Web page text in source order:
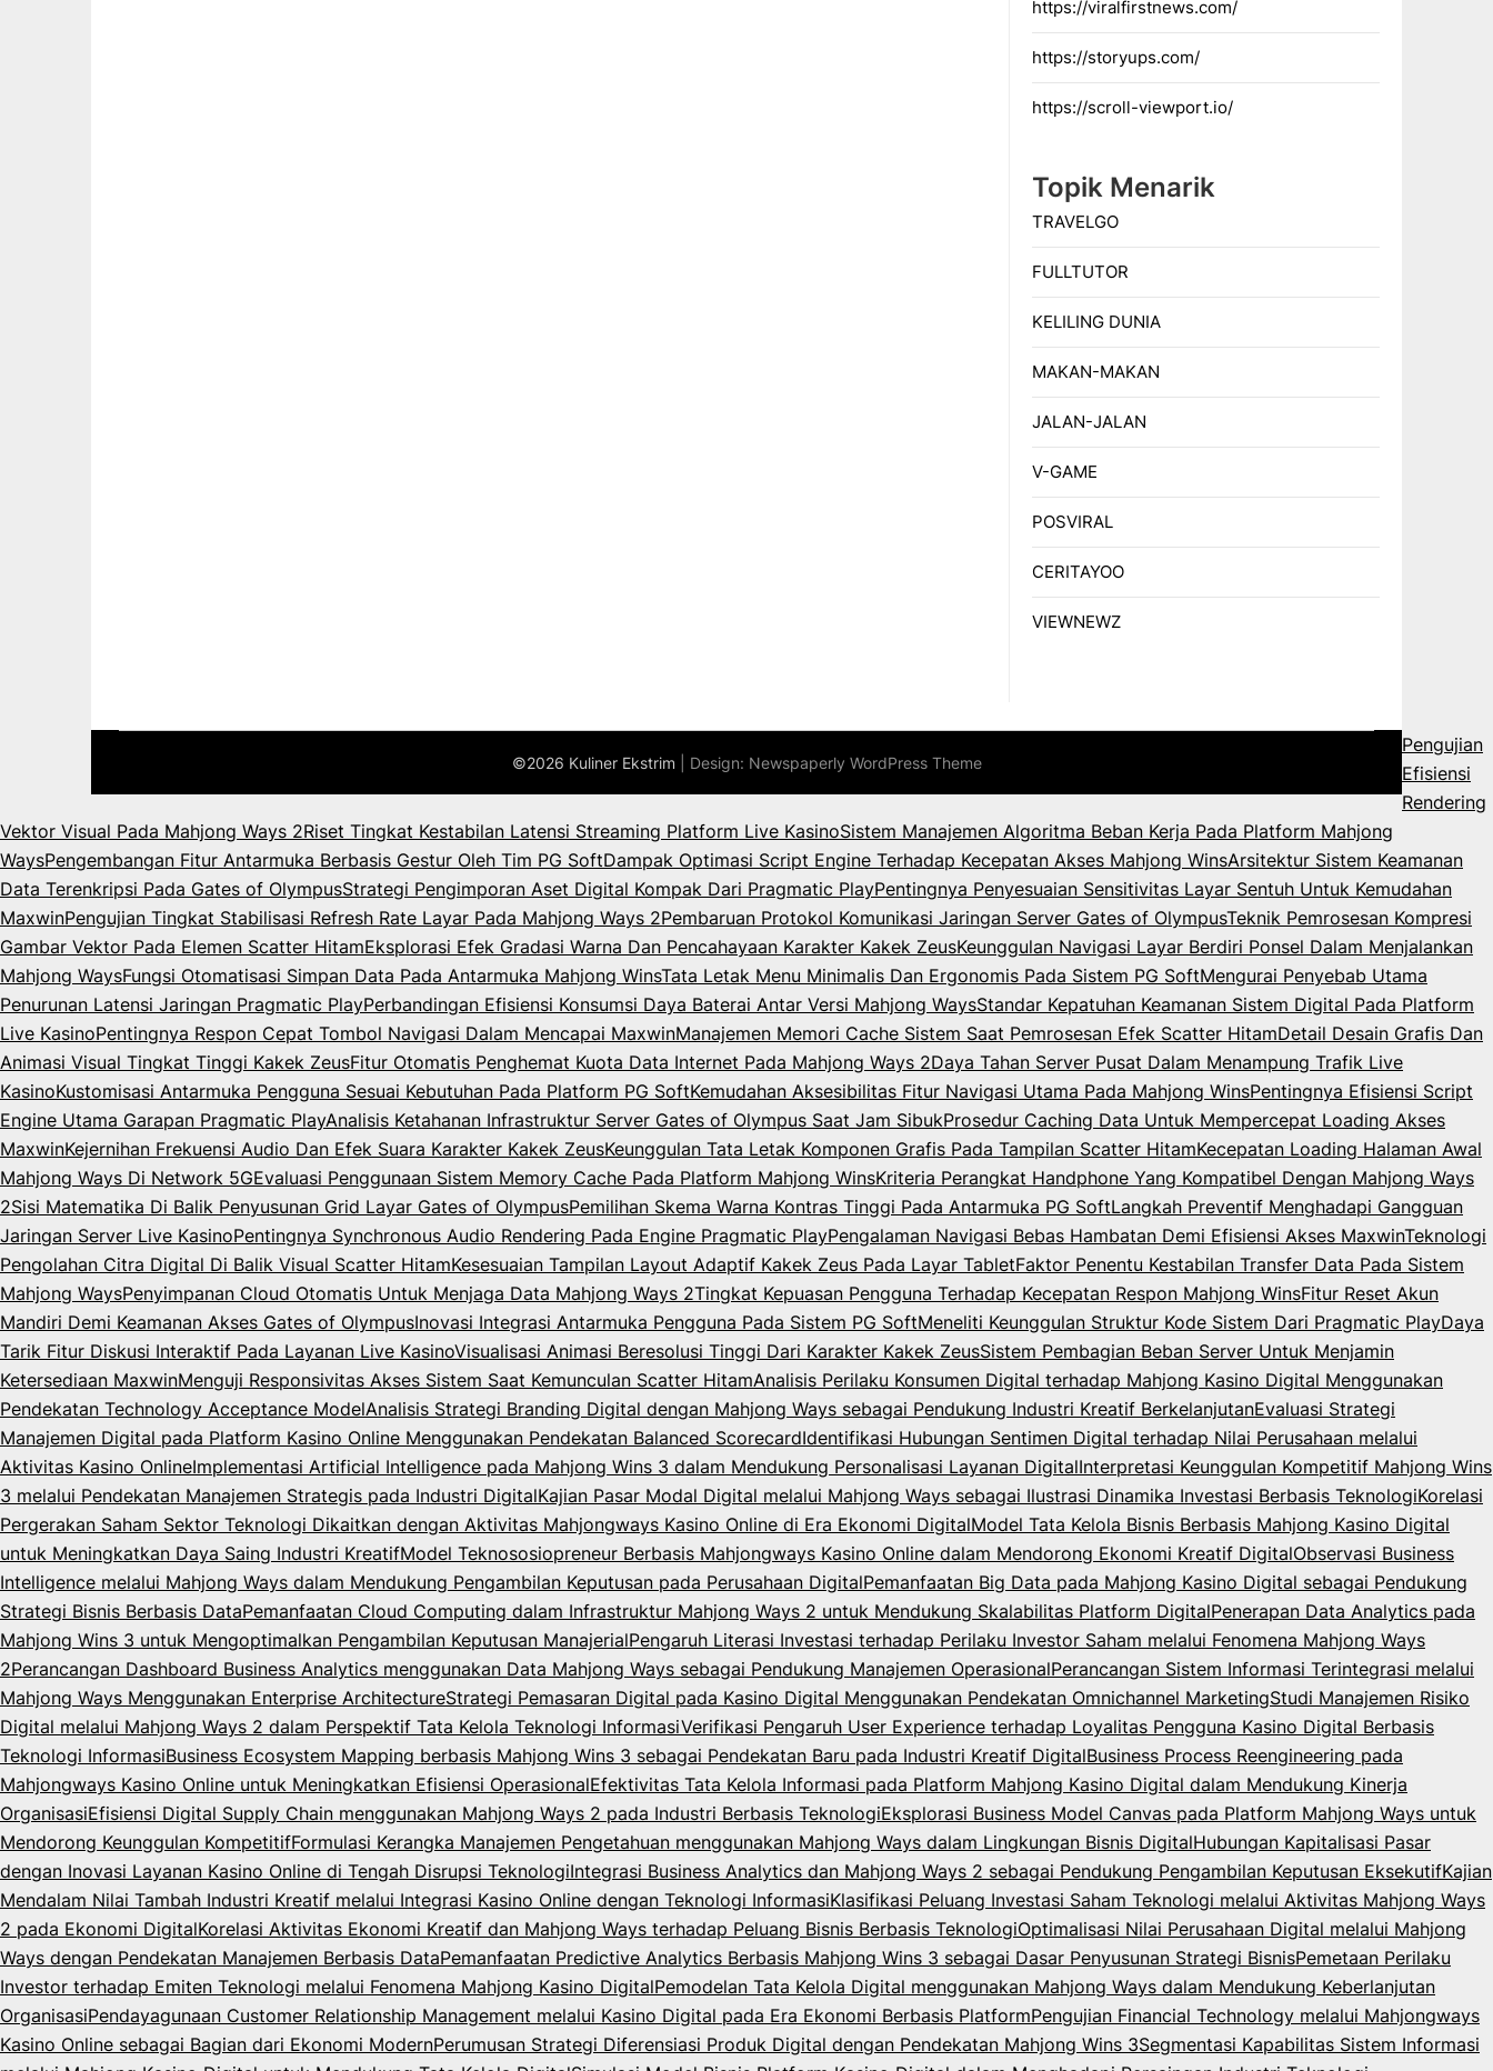
https://viralfirstnews.com/
https://storyups.com/
https://scroll-viewport.io/
Topik Menarik
TRAVELGO
FULLTUTOR
KELILING DUNIA
MAKAN-MAKAN
JALAN-JALAN
V-GAME
POSVIRAL
CERITAYOO
VIEWNEWZ
©2026 Kuliner Ekstrim | Design: Newspaperly WordPress Theme
Pengujian
Efisiensi
Rendering
Vektor Visual Pada Mahjong Ways 2Riset Tingkat Kestabilan Latensi Streaming Platform Live KasinoSistem Manajemen Algoritma Beban Kerja Pada Platform Mahjong
WaysPengembangan Fitur Antarmuka Berbasis Gestur Oleh Tim PG SoftDampak Optimasi Script Engine Terhadap Kecepatan Akses Mahjong WinsArsitektur Sistem Keamanan
Data Terenkripsi Pada Gates of OlympusStrategi Pengimporan Aset Digital Kompak Dari Pragmatic PlayPentingnya Penyesuaian Sensitivitas Layar Sentuh Untuk Kemudahan
MaxwinPengujian Tingkat Stabilisasi Refresh Rate Layar Pada Mahjong Ways 2Pembaruan Protokol Komunikasi Jaringan Server Gates of OlympusTeknik Pemrosesan Kompresi
Gambar Vektor Pada Elemen Scatter HitamEksplorasi Efek Gradasi Warna Dan Pencahayaan Karakter Kakek ZeusKeunggulan Navigasi Layar Berdiri Ponsel Dalam Menjalankan
Mahjong WaysFungsi Otomatisasi Simpan Data Pada Antarmuka Mahjong WinsTata Letak Menu Minimalis Dan Ergonomis Pada Sistem PG SoftMengurai Penyebab Utama
Penurunan Latensi Jaringan Pragmatic PlayPerbandingan Efisiensi Konsumsi Daya Baterai Antar Versi Mahjong WaysStandar Kepatuhan Keamanan Sistem Digital Pada Platform
Live KasinoPentingnya Respon Cepat Tombol Navigasi Dalam Mencapai MaxwinManajemen Memori Cache Sistem Saat Pemrosesan Efek Scatter HitamDetail Desain Grafis Dan
Animasi Visual Tingkat Tinggi Kakek ZeusFitur Otomatis Penghemat Kuota Data Internet Pada Mahjong Ways 2Daya Tahan Server Pusat Dalam Menampung Trafik Live
KasinoKustomisasi Antarmuka Pengguna Sesuai Kebutuhan Pada Platform PG SoftKemudahan Aksesibilitas Fitur Navigasi Utama Pada Mahjong WinsPentingnya Efisiensi Script
Engine Utama Garapan Pragmatic PlayAnalisis Ketahanan Infrastruktur Server Gates of Olympus Saat Jam SibukProsedur Caching Data Untuk Mempercepat Loading Akses
MaxwinKejernihan Frekuensi Audio Dan Efek Suara Karakter Kakek ZeusKeunggulan Tata Letak Komponen Grafis Pada Tampilan Scatter HitamKecepatan Loading Halaman Awal
Mahjong Ways Di Network 5GEvaluasi Penggunaan Sistem Memory Cache Pada Platform Mahjong WinsKriteria Perangkat Handphone Yang Kompatibel Dengan Mahjong Ways
2Sisi Matematika Di Balik Penyusunan Grid Layar Gates of OlympusPemilihan Skema Warna Kontras Tinggi Pada Antarmuka PG SoftLangkah Preventif Menghadapi Gangguan
Jaringan Server Live KasinoPentingnya Synchronous Audio Rendering Pada Engine Pragmatic PlayPengalaman Navigasi Bebas Hambatan Demi Efisiensi Akses MaxwinTeknologi
Pengolahan Citra Digital Di Balik Visual Scatter HitamKesesuaian Tampilan Layout Adaptif Kakek Zeus Pada Layar TabletFaktor Penentu Kestabilan Transfer Data Pada Sistem
Mahjong WaysPenyimpanan Cloud Otomatis Untuk Menjaga Data Mahjong Ways 2Tingkat Kepuasan Pengguna Terhadap Kecepatan Respon Mahjong WinsFitur Reset Akun
Mandiri Demi Keamanan Akses Gates of OlympusInovasi Integrasi Antarmuka Pengguna Pada Sistem PG SoftMeneliti Keunggulan Struktur Kode Sistem Dari Pragmatic PlayDaya
Tarik Fitur Diskusi Interaktif Pada Layanan Live KasinoVisualisasi Animasi Beresolusi Tinggi Dari Karakter Kakek ZeusSistem Pembagian Beban Server Untuk Menjamin
Ketersediaan MaxwinMenguji Responsivitas Akses Sistem Saat Kemunculan Scatter HitamAnalisis Perilaku Konsumen Digital terhadap Mahjong Kasino Digital Menggunakan
Pendekatan Technology Acceptance ModelAnalisis Strategi Branding Digital dengan Mahjong Ways sebagai Pendukung Industri Kreatif BerkelanjutanEvaluasi Strategi
Manajemen Digital pada Platform Kasino Online Menggunakan Pendekatan Balanced ScorecardIdentifikasi Hubungan Sentimen Digital terhadap Nilai Perusahaan melalui
Aktivitas Kasino OnlineImplementasi Artificial Intelligence pada Mahjong Wins 3 dalam Mendukung Personalisasi Layanan DigitalInterpretasi Keunggulan Kompetitif Mahjong Wins
3 melalui Pendekatan Manajemen Strategis pada Industri DigitalKajian Pasar Modal Digital melalui Mahjong Ways sebagai Ilustrasi Dinamika Investasi Berbasis TeknologiKorelasi
Pergerakan Saham Sektor Teknologi Dikaitkan dengan Aktivitas Mahjongways Kasino Online di Era Ekonomi DigitalModel Tata Kelola Bisnis Berbasis Mahjong Kasino Digital
untuk Meningkatkan Daya Saing Industri KreatifModel Teknososiopreneur Berbasis Mahjongways Kasino Online dalam Mendorong Ekonomi Kreatif DigitalObservasi Business
Intelligence melalui Mahjong Ways dalam Mendukung Pengambilan Keputusan pada Perusahaan DigitalPemanfaatan Big Data pada Mahjong Kasino Digital sebagai Pendukung
Strategi Bisnis Berbasis DataPemanfaatan Cloud Computing dalam Infrastruktur Mahjong Ways 2 untuk Mendukung Skalabilitas Platform DigitalPenerapan Data Analytics pada
Mahjong Wins 3 untuk Mengoptimalkan Pengambilan Keputusan ManajerialPengaruh Literasi Investasi terhadap Perilaku Investor Saham melalui Fenomena Mahjong Ways
2Perancangan Dashboard Business Analytics menggunakan Data Mahjong Ways sebagai Pendukung Manajemen OperasionalPerancangan Sistem Informasi Terintegrasi melalui
Mahjong Ways Menggunakan Enterprise ArchitectureStrategi Pemasaran Digital pada Kasino Digital Menggunakan Pendekatan Omnichannel MarketingStudi Manajemen Risiko
Digital melalui Mahjong Ways 2 dalam Perspektif Tata Kelola Teknologi InformasiVerifikasi Pengaruh User Experience terhadap Loyalitas Pengguna Kasino Digital Berbasis
Teknologi InformasiBusiness Ecosystem Mapping berbasis Mahjong Wins 3 sebagai Pendekatan Baru pada Industri Kreatif DigitalBusiness Process Reengineering pada
Mahjongways Kasino Online untuk Meningkatkan Efisiensi OperasionalEfektivitas Tata Kelola Informasi pada Platform Mahjong Kasino Digital dalam Mendukung Kinerja
OrganisasiEfisiensi Digital Supply Chain menggunakan Mahjong Ways 2 pada Industri Berbasis TeknologiEksplorasi Business Model Canvas pada Platform Mahjong Ways untuk
Mendorong Keunggulan KompetitifFormulasi Kerangka Manajemen Pengetahuan menggunakan Mahjong Ways dalam Lingkungan Bisnis DigitalHubungan Kapitalisasi Pasar
dengan Inovasi Layanan Kasino Online di Tengah Disrupsi TeknologiIntegrasi Business Analytics dan Mahjong Ways 2 sebagai Pendukung Pengambilan Keputusan EksekutifKajian
Mendalam Nilai Tambah Industri Kreatif melalui Integrasi Kasino Online dengan Teknologi InformasiKlasifikasi Peluang Investasi Saham Teknologi melalui Aktivitas Mahjong Ways
2 pada Ekonomi DigitalKorelasi Aktivitas Ekonomi Kreatif dan Mahjong Ways terhadap Peluang Bisnis Berbasis TeknologiOptimalisasi Nilai Perusahaan Digital melalui Mahjong
Ways dengan Pendekatan Manajemen Berbasis DataPemanfaatan Predictive Analytics Berbasis Mahjong Wins 3 sebagai Dasar Penyusunan Strategi BisnisPemetaan Perilaku
Investor terhadap Emiten Teknologi melalui Fenomena Mahjong Kasino DigitalPemodelan Tata Kelola Digital menggunakan Mahjong Ways dalam Mendukung Keberlanjutan
OrganisasiPendayagunaan Customer Relationship Management melalui Kasino Digital pada Era Ekonomi Berbasis PlatformPengujian Financial Technology melalui Mahjongways
Kasino Online sebagai Bagian dari Ekonomi ModernPerumusan Strategi Diferensiasi Produk Digital dengan Pendekatan Mahjong Wins 3Segmentasi Kapabilitas Sistem Informasi